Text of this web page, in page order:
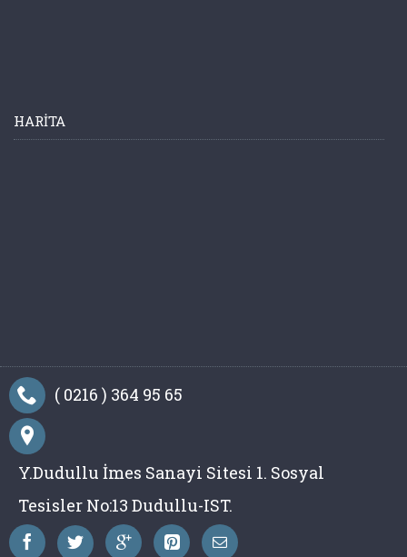
HARITA
( 0216 ) 364 95 65
Y.Dudullu İmes Sanayi Sitesi 1. Sosyal
Tesisler No:13 Dudullu-IST.